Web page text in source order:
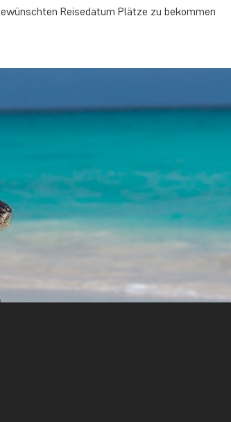
Reisedatum Plätze zu bekommen